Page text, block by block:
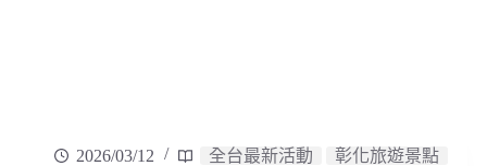
2026/03/12 全台最新活動 彰化旅遊景點